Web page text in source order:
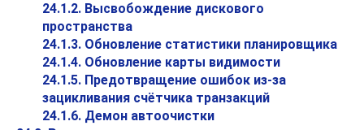
24.1.2. Высвобождение дискового
пространства
24.1.3. Обновление статистики планировщика
24.1.4. Обновление карты видимости
24.1.5. Предотвращение ошибок из-за
зацикливания счётчика транзакций
24.1.6. Демон автоочистки